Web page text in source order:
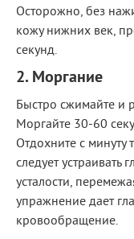
Осторожно, без
кожу нижних век,
секунд.
2. Моргание
Быстро сжимайте и
Моргайте 30-60
Отдохните с
следует
усталости,
упражнение дает
кровообращение.